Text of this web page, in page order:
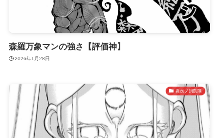
森羅万象マンの強さ【評価神】
2026年1月28日
炎炎ノ消防隊